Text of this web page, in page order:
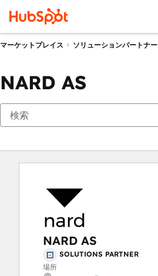
マーケットプレイス ソリューションパートナー
NARD AS
NARD AS
SOLUTIONS PARTNER
場所